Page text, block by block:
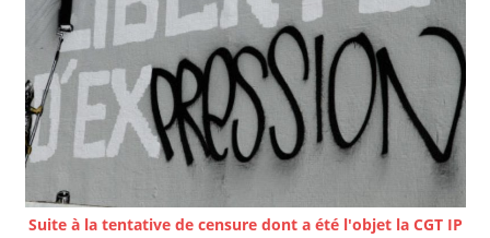
Suite à la tentative de censure dont a été l'objet la CGT IP